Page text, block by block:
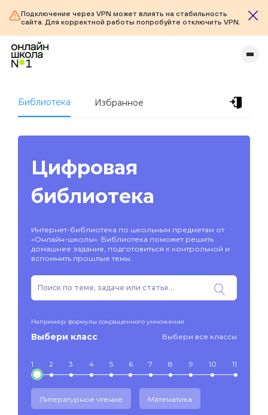
Подключение через VPN может влиять на стабильность
сайта. Для корректной работы попробуйте отключить VPN.
Библиотека Избранное
Цифровая
библиотека
Интернет-библиотека по школьным предметам от
«Онлайн-школы». Библиотека поможет решить
домашнее задание, подготовиться к контрольной и
вспомнить прошлые темы.
Например: формулы сокращенного умножения
Выбери класс Выбери все классы
1 2 3 4 5 6 7 8 9 10 11
Литературное чтение Математика